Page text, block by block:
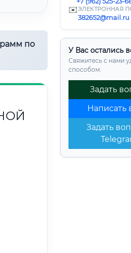
✉️ЭЛЕКТРОННАЯ
382652@mail.ru
У Вас остались
Свяжитесь с нами
способом:
Задать
Написать
Задать
по